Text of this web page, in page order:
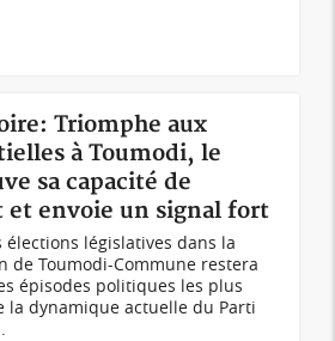
Triomphe aux
à Toumodi, le
sa capacité de
et envoie un signal fort
élections législatives dans la
de Toumodi-Commune restera
épisodes politiques les plus
la dynamique actuelle du Parti